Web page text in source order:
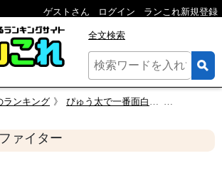
ゲストさん ログイン ランこれ新規登録
全文検索
ランキング ぴゅう太で一番面白いゲームを決めるランキング
ァイター